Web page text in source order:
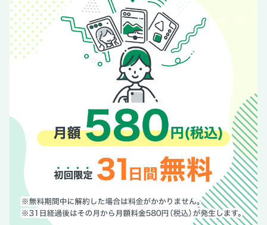
鹿児島タウン・桜島／鹿児島タウン／水族館＆動物園
鹿児島タウン・桜島／鹿児島タウン／おすすめスポット
鹿児島タウン・桜島／鹿児島タウン／おすすめ宿セレクショ
ン
指宿・開聞岳・知覧／指宿／砂むし温泉でデトックス
指宿・開聞岳・知覧／指宿／指宿名物グルメ
指宿・開聞岳・知覧／指宿／指宿の温泉宿
指宿・開聞岳・知覧／指宿／指宿のたまて箱／おすすめスポ
ット
指宿・開聞岳・知覧／指宿／絶景＆開運ドライブ
指宿・開聞岳・知覧／知覧／名勝庭園めぐり
指宿・開聞岳・知覧／知覧／くつろぎカフェ＆レストラン
指宿・開聞岳・知覧／知覧／知覧平和公園